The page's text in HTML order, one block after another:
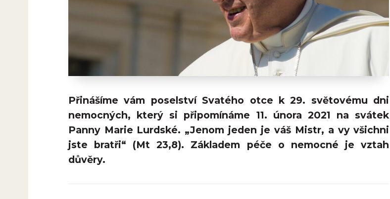
Přinášíme vám poselství Svatého otce k 29. světovému dni
nemocných, který si připomínáme 11. února 2021 na svátek
Panny Marie Lurdské. „Jenom jeden je váš Mistr, a vy všichni
jste bratři“ (Mt 23,8). Základem péče o nemocné je vztah
důvěry.